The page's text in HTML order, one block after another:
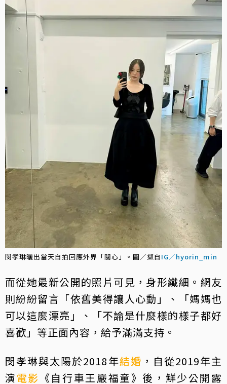
閔孝琳曬出當天自拍回應外界「關心」。圖／擷自 IG／hyorin_min
而從她最新公開的照片可見，身形纖細。網友
則紛紛留言「依舊美得讓人心動」、「媽媽也
可以這麼漂亮」、「不論是什麼樣的樣子都好
喜歡」等正面內容，給予滿滿支持。
閔孝琳與太陽於2018年結婚 ，自從2019年主
演電影 《自行車王嚴福童》後，鮮少公開露